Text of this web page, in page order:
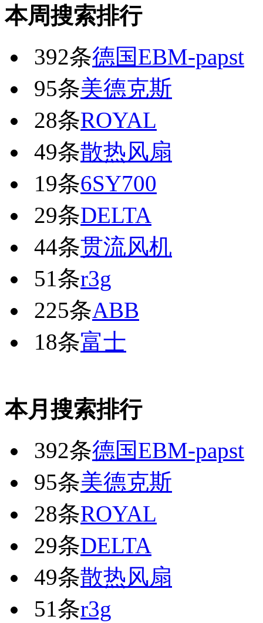
本周搜索排行
392条德国EBM-papst
95条美德克斯
28条ROYAL
49条散热风扇
19条6SY700
29条DELTA
44条贯流风机
51条r3g
225条ABB
18条富士
本月搜索排行
392条德国EBM-papst
95条美德克斯
28条ROYAL
29条DELTA
49条散热风扇
51条r3g